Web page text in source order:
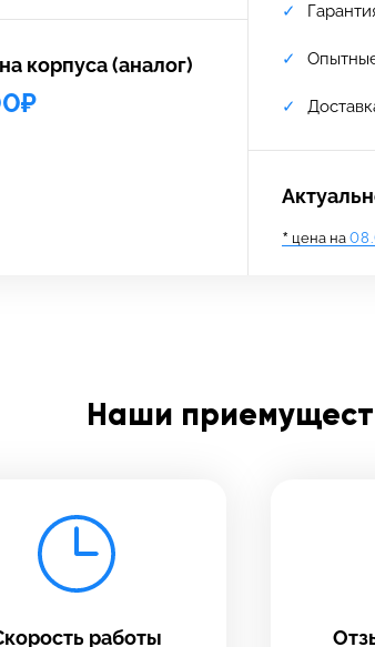
корпуса (аналог)
* цена на
Наши
работы
Введите имя